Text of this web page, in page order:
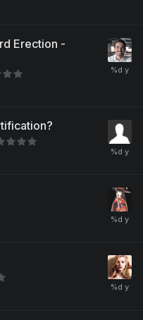
Erection -